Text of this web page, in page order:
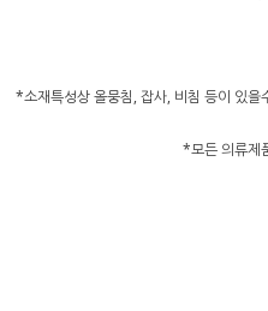
*소재특성상 올뭉침, 잡사, 비침 등이 있을
*모든 의류제